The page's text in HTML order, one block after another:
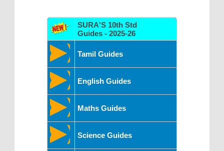
SURA'S 10th Std
Guides - 2025-26
Tamil Guides
English Guides
Maths Guides
Science Guides